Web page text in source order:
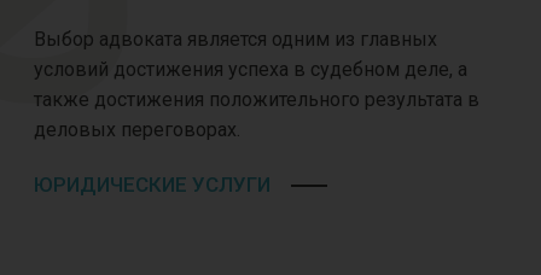
Выбор адвоката является одним из главных
условий достижения успеха в судебном деле, а
также достижения положительного результата в
деловых переговорах.
ЮРИДИЧЕСКИЕ УСЛУГИ